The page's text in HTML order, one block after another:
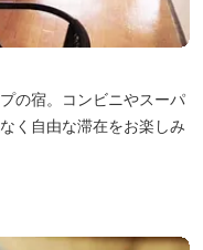
の宿。コンビニやスーパ
く自由な滞在をお楽しみ